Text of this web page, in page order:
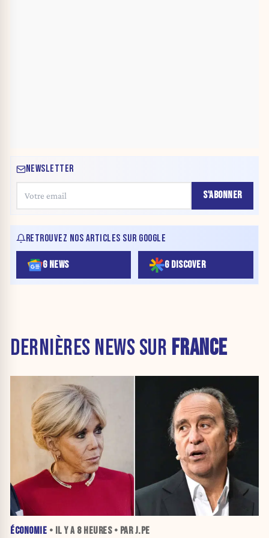
NEWSLETTER
S'ABONNER
RETROUVEZ NOS ARTICLES SUR GOOGLE
G NEWS G DISCOVER
DERNIÈRES NEWS SUR FRANCE
ÉCONOMIE • IL Y A 8 HEURES• PAR J.PE